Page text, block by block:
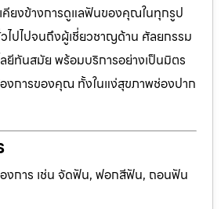
คียงข้างการดูแลฟันของคุณในทุกรูป
ปไปจนถึงผู้เชี่ยวชาญด้าน ศัลยกรรม
ลยีทันสมัย พร้อมบริการอย่างเป็นมิตร
องการของคุณ ทั้งในแง่สุขภาพช่องปาก
งการ เช่น จัดฟัน, ฟอกสีฟัน, ถอนฟัน